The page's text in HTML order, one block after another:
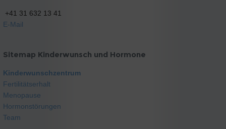
+41 31 632 13 41
E-Mail
Sitemap Kinderwunsch und Hormone
Kinderwunschzentrum
Fertilitätserhalt
Menopause
Hormonstörungen
Team